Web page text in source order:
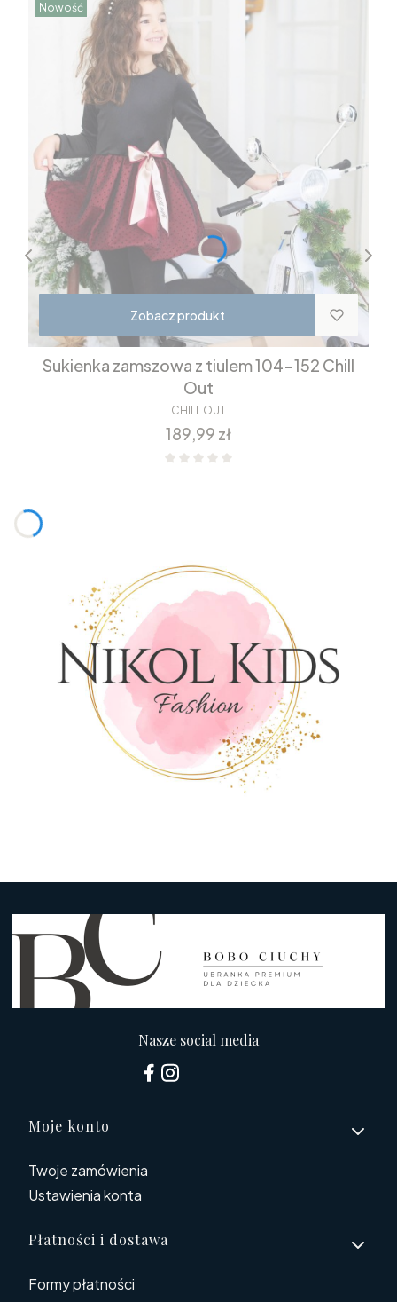
Nowość
Zobacz produkt
Sukienka zamszowa z tiulem 104-152 Chill
Out
CHILL OUT
Cena
189,99 zł
Nasze social media
Linki w stopce
Moje konto
Twoje zamówienia
Ustawienia konta
Płatności i dostawa
Formy płatności